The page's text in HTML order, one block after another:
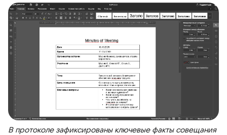
В протоколе зафиксированы ключевые факты совещания